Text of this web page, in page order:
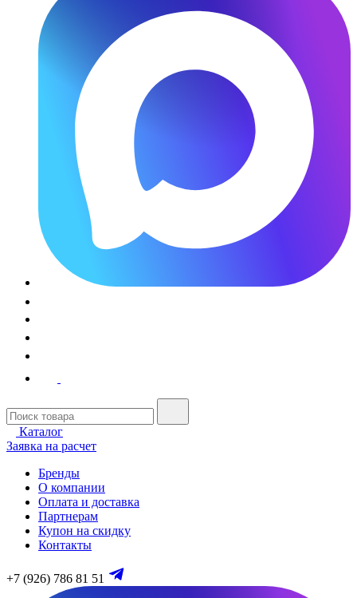
Каталог
Заявка на расчет
Бренды
О компании
Оплата и доставка
Партнерам
Купон на скидку
Контакты
+7 (926) 786 81 51